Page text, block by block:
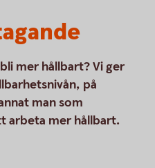
mer hållbart? Vi ger
på
man som
arbeta mer hållbart.